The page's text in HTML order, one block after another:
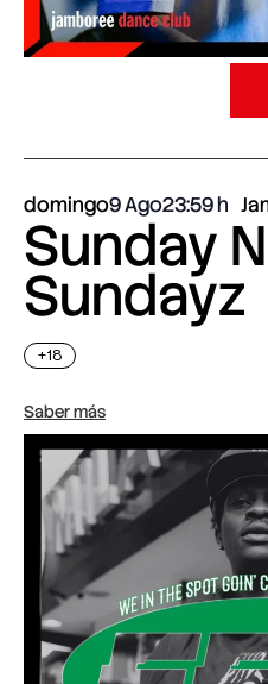
domingo9 Ago23:59
Sunday
Sundayz
+18
Saber más